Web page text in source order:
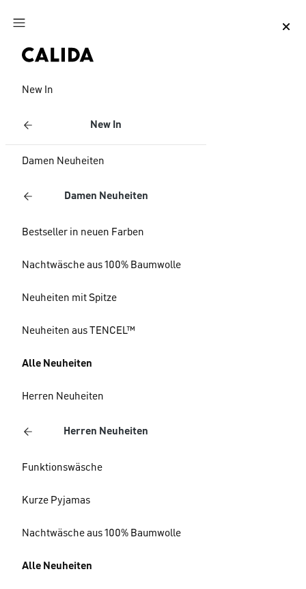
Zum Hauptinhalt springen
New In
New In
Damen Neuheiten
Damen Neuheiten
Bestseller in neuen Farben
Nachtwäsche aus 100% Baumwolle
Neuheiten mit Spitze
Neuheiten aus TENCEL™
Alle Neuheiten
Herren Neuheiten
Herren Neuheiten
Funktionswäsche
Kurze Pyjamas
Nachtwäsche aus 100% Baumwolle
Alle Neuheiten